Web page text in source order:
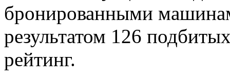
бронированными
результатом 126
рейтинг.